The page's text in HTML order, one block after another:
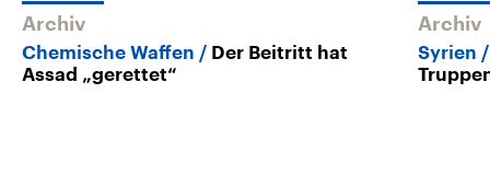
Archiv
Chemische Waffen
Der Beitritt hat
Assad „gerettet“
Archiv
Syrien